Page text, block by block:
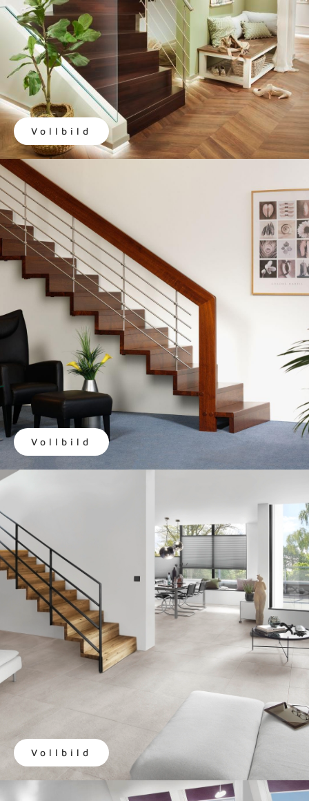
Vollbild
Vollbild
Vollbild